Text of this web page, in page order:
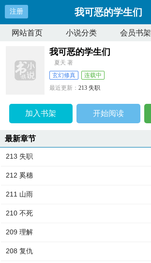
注册 我可恶的学生们
网站首页 小说分类 会员书架
我可恶的学生们
夏天 著
玄幻修真
连载中
最近更新：213 失职
加入书架 开始阅读
最新章节
213 失职
212 奚穗
211 山雨
210 不死
209 理解
208 复仇